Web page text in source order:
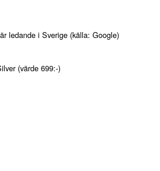
ledande i Sverige (källa: Google)
(värde 699:-)